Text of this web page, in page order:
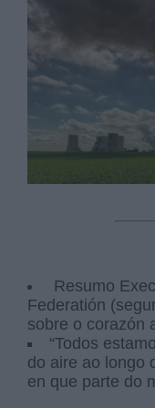
Resumo
Federatión
sobre o corazón
“Todos
do aire ao longo
en que parte do